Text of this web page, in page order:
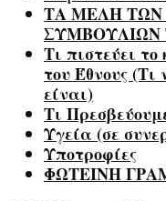
ΤΑ ΜΕΛΗ ΤΩΝ
Τι πιστεύει
του Έθνους (Τι
είναι)
Τι
Υγεία (σε
Υποτροφίες
ΦΩΤΕΙΝΗ